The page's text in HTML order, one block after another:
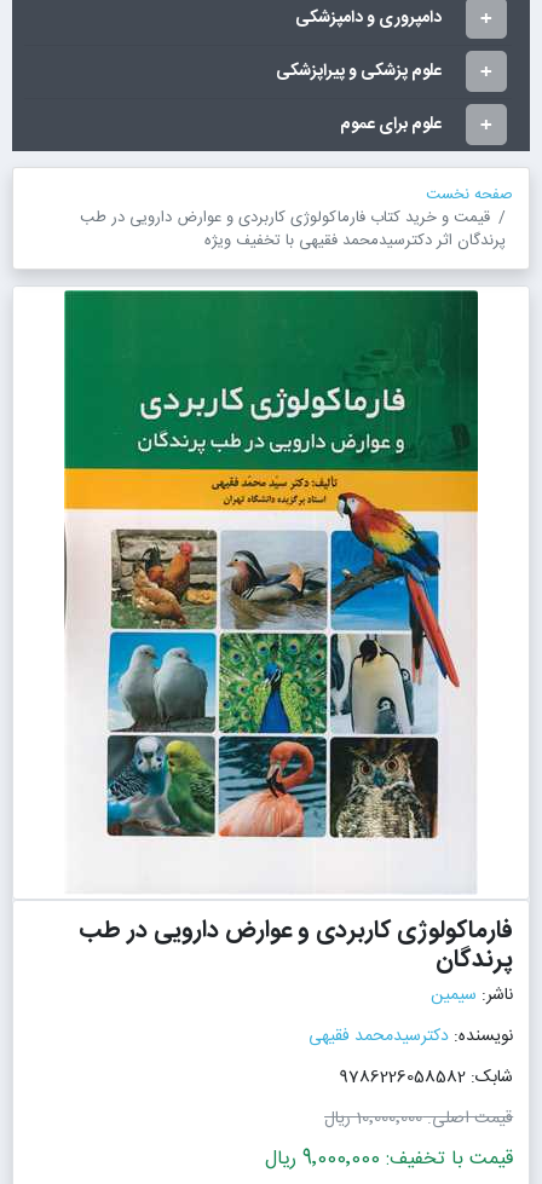
دامپروری و دامپزشکی
علوم پزشکی و پیراپزشکی
علوم برای عموم
صفحه نخست
قیمت و خرید کتاب فارماکولوژی کاربردی و عوارض دارویی در طب
پرندگان اثر دکترسیدمحمد فقیهی با تخفیف ویژه
فارماکولوژی کاربردی و عوارض دارویی در طب
پرندگان
ناشر: سیمین
نویسنده: دکترسیدمحمد فقیهی
شابک: 9786226058582
قیمت اصلی:10٬000٬000 ریال
قیمت با تخفیف: 9٬000٬000 ریال